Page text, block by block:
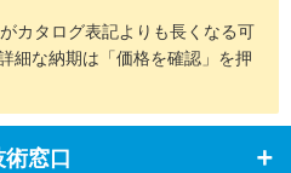
カタログ表記よりも長くなる可
細な納期は「価格を確認」を押
窓口